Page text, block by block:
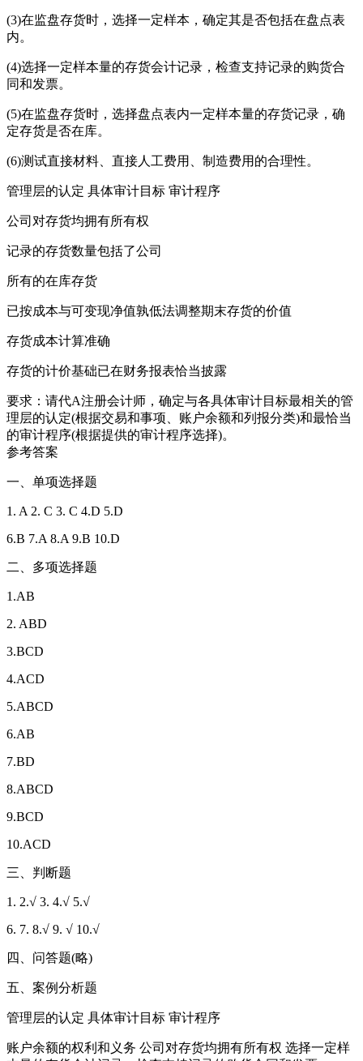
(3)在监盘存货时，选择一定样本，确定其是否包括在盘点表
内。
(4)选择一定样本量的存货会计记录，检查支持记录的购货合
同和发票。
(5)在监盘存货时，选择盘点表内一定样本量的存货记录，确
定存货是否在库。
(6)测试直接材料、直接人工费用、制造费用的合理性。
管理层的认定 具体审计目标 审计程序
公司对存货均拥有所有权
记录的存货数量包括了公司
所有的在库存货
已按成本与可变现净值孰低法调整期末存货的价值
存货成本计算准确
存货的计价基础已在财务报表恰当披露
要求：请代A注册会计师，确定与各具体审计目标最相关的管
理层的认定(根据交易和事项、账户余额和列报分类)和最恰当
的审计程序(根据提供的审计程序选择)。
参考答案
一、单项选择题
1. A 2. C 3. C 4.D 5.D
6.B 7.A 8.A 9.B 10.D
二、多项选择题
1.AB
2. ABD
3.BCD
4.ACD
5.ABCD
6.AB
7.BD
8.ABCD
9.BCD
10.ACD
三、判断题
1. 2.√ 3. 4.√ 5.√
6. 7. 8.√ 9. √ 10.√
四、问答题(略)
五、案例分析题
管理层的认定 具体审计目标 审计程序
账户余额的权利和义务 公司对存货均拥有所有权 选择一定样